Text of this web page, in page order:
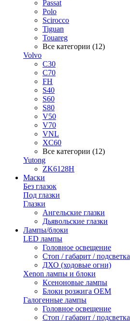
Passat
Polo
Scirocco
Tiguan
Touareg
Все категории (12)
Volvo
C30
C70
FH
S40
S60
S80
V50
V70
VNL
XC60
Все категории (12)
Yutong
ZK6128H
Маски
Без глазок
Под глазки
Глазки
Ангельские глазки
Дьявольские глазки
Лампы/блоки
LED лампы
Головное освещение
Стоп / габарит / подсветка
ДХО (ходовые огни)
Xenon лампы и блоки
Ксеноновые лампы
Блоки розжига OEM
Галогенные лампы
Головное освещение
Стоп / габарит / подсветка